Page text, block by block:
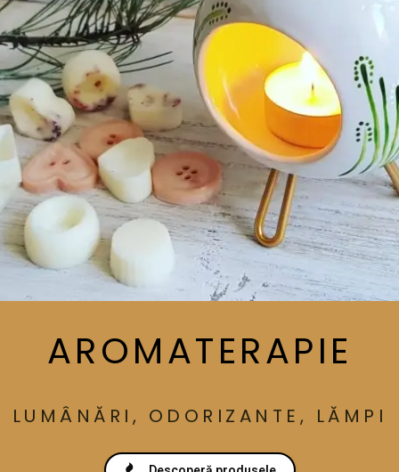
AROMATERAPIE
LUMÂNĂRI, ODORIZANTE, LĂMPI